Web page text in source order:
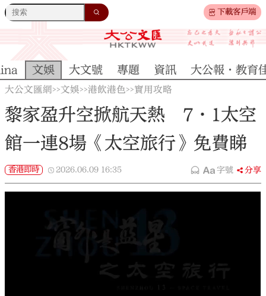
下載客戶端
文娛 大文號 專題 資訊 大公報·教育
大公文匯網>>文娛>>港飲港色>>實用攻略
黎家盈升空掀航天熱 7·1太空
館一連8場《太空旅行》免費睇
香港即時 2026.06.09 16:35 字號 分享